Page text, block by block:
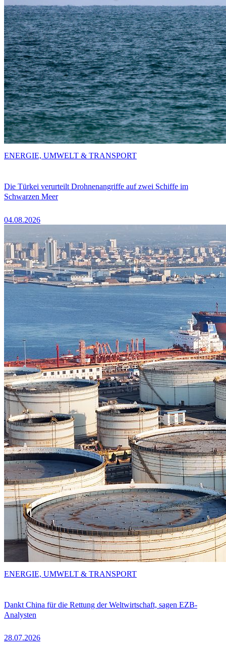
Die Türkei verurteilt Drohnenangriffe auf zwei Schiffe im
Schwarzen Meer
04.08.2026
ENERGIE, UMWELT & TRANSPORT
Dankt China für die Rettung der Weltwirtschaft, sagen EZB-
Analysten
28.07.2026
ENERGIE, UMWELT & TRANSPORT